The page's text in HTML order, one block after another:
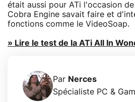
était aussi pour ATi l'occasion
Cobra Engine savait faire et
fonctions comme le VideoSoap.
» Lire le test de la ATi All In
Par Nerces
Spécialiste PC &